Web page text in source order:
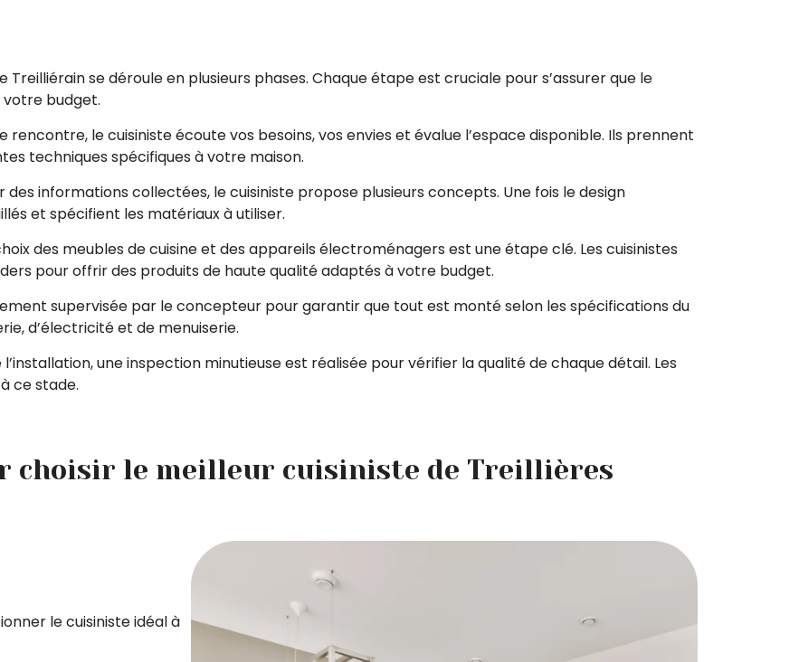
se déroule en plusieurs phases. Chaque étape est cruciale pour s’assurer que le
budget.
le cuisiniste écoute vos besoins, vos envies et évalue l’espace disponible. Ils prennent
techniques spécifiques à votre maison.
des informations collectées, le cuisiniste propose plusieurs concepts. Une fois le design
et spécifient les matériaux à utiliser.
des meubles de cuisine et des appareils électroménagers est une étape clé. Les cuisinistes
pour offrir des produits de haute qualité adaptés à votre budget.
supervisée par le concepteur pour garantir que tout est monté selon les spécifications du
d’électricité et de menuiserie.
l’installation, une inspection minutieuse est réalisée pour vérifier la qualité de chaque détail. Les
ce stade.
choisir le meilleur cuisiniste de Treillières
le cuisiniste idéal à